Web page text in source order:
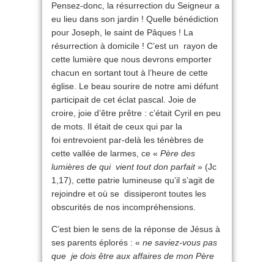
Pensez-donc, la résurrection du Seigneur a
eu lieu dans son jardin ! Quelle bénédiction
pour Joseph, le saint de Pâques ! La
résurrection à domicile ! C’est un rayon de
cette lumière que nous devrons emporter
chacun en sortant tout à l’heure de cette
église. Le beau sourire de notre ami défunt
participait de cet éclat pascal. Joie de
croire, joie d’être prêtre : c’était Cyril en peu
de mots. Il était de ceux qui par la
foi entrevoient par-delà les ténèbres de
cette vallée de larmes, ce « Père des
lumières de qui vient tout don parfait» (Jc
1,17), cette patrie lumineuse qu’il s’agit de
rejoindre et où se dissiperont toutes les
obscurités de nos incompréhensions.
C’est bien le sens de la réponse de Jésus à
ses parents éplorés : « ne saviez-vous pas
que je dois être aux affaires de mon Père